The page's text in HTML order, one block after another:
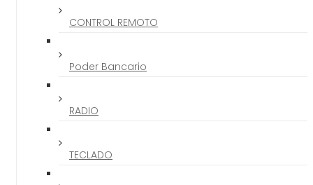
CONTROL REMOTO
Poder Bancario
RADIO
TECLADO